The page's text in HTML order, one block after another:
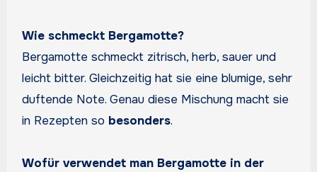
Wie schmeckt Bergamotte?
Bergamotte schmeckt zitrisch, herb, sauer und
leicht bitter. Gleichzeitig hat sie eine blumige, sehr
duftende Note. Genau diese Mischung macht sie
in Rezepten so besonders.
Wofür verwendet man Bergamotte in der